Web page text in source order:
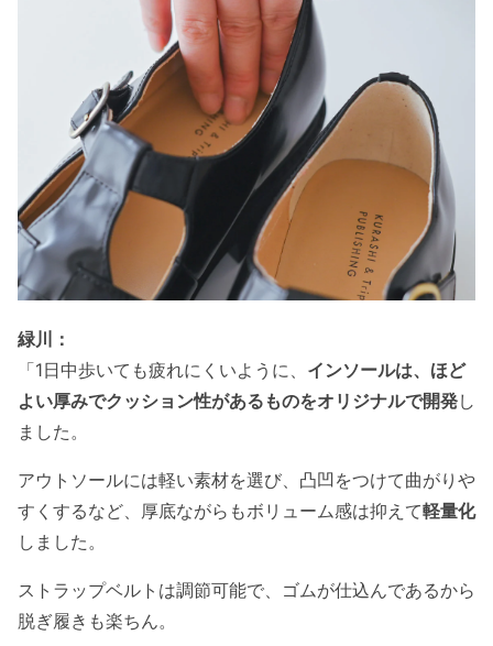
緑川：
「1日中歩いても疲れにくいように、 インソールは、ほど
よい厚みでクッション性があるものをオリジナルで開発し
ました。
アウトソールには軽い素材を選び、凸凹をつけて曲がりや
すくするなど、厚底ながらもボリューム感は抑えて軽量化
しました。
ストラップベルトは調節可能で、ゴムが仕込んであるから
脱ぎ履きも楽ちん。